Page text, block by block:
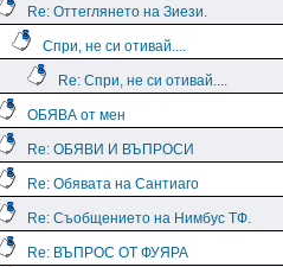
Re: Оттеглянето на Зиези.
Спри, не си отивай....
Re: Спри, не си отивай....
ОБЯВА от мен
Re: ОБЯВИ И ВЪПРОСИ
Re: Обявата на Сантиаго
Re: Съобщението на Нимбус ТФ.
Re: ВЪПРОС ОТ ФУЯРА